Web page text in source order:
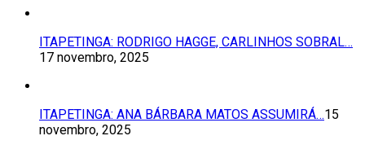
ITAPETINGA: RODRIGO HAGGE, CARLINHOS SOBRAL…
17 novembro, 2025
ITAPETINGA: ANA BÁRBARA MATOS ASSUMIRÁ…15
novembro, 2025